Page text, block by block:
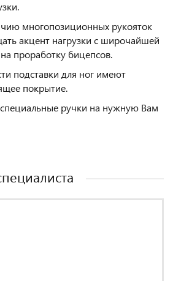
многопозиционных рукояток
акцент нагрузки с широчайшей
проработку бицепсов.
подставки для ног имеют
покрытие.
ручки на нужную Вам